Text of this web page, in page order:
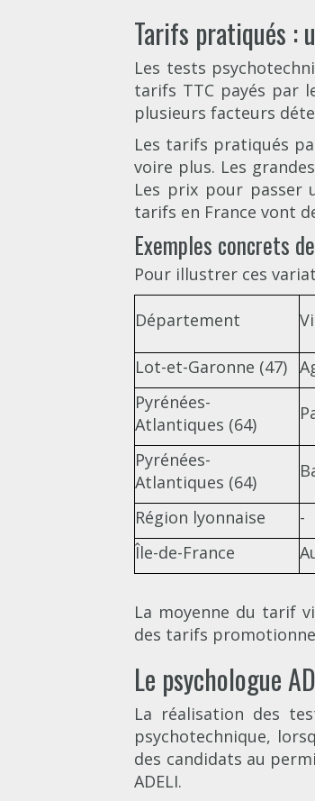
Tarifs pratiqués :
Les tests
tarifs TTC payés par
plusieurs facteurs
Les tarifs pratiqués
voire plus. Les
Les prix pour passer
tarifs en France vont
Exemples concrets
Pour illustrer ces
Département
Lot-et-Garonne (47)
Pyrénées-
Atlantiques (64)
Pyrénées-
Atlantiques (64)
Région lyonnaise -
Île-de-France
La moyenne du tarif
des tarifs
Le psychologue
La réalisation des
psychotechnique,
des candidats au
ADELI.